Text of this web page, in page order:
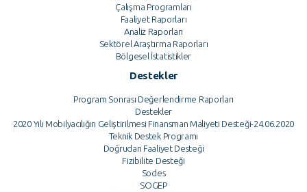
Çalışma Programları
Faaliyet Raporları
Analiz Raporları
Sektörel Araştırma Raporları
Bölgesel İstatistikler
Destekler
Program Sonrası Değerlendirme Raporları
Destekler
2020 Yılı Mobilyacılığın Geliştirilmesi Finansman Maliyeti Desteği-24.06.2020
Teknik Destek Programı
Doğrudan Faaliyet Desteği
Fizibilite Desteği
Sodes
SOGEP